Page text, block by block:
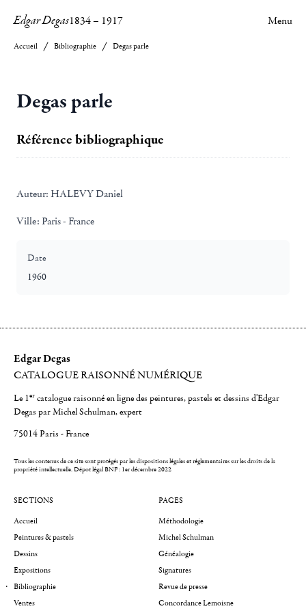
Edgar Degas1834– 1917 Menu
Accueil Bibliographie Degas parle
Degas parle
Référence bibliographique
Auteur: HALEVY Daniel
Ville: Paris - France
Date
1960
Edgar Degas
CATALOGUE RAISONNÉ NUMÉRIQUE
Le 1er catalogue raisonné en ligne des peintures, pastels et dessins d'Edgar
Degas par Michel Schulman, expert
75014 Paris - France
Tous les contenus de ce site sont protégés par les dispositions légales et réglementaires sur les droits de la
propriété intellectuelle.Dépot légal BNF : 1er décembre 2022
SECTIONS
Accueil
Peintures & pastels
Dessins
Expositions
Bibliographie
Ventes
PAGES
Méthodologie
Michel Schulman
Généalogie
Signatures
Revue de presse
Concordance Lemoisne